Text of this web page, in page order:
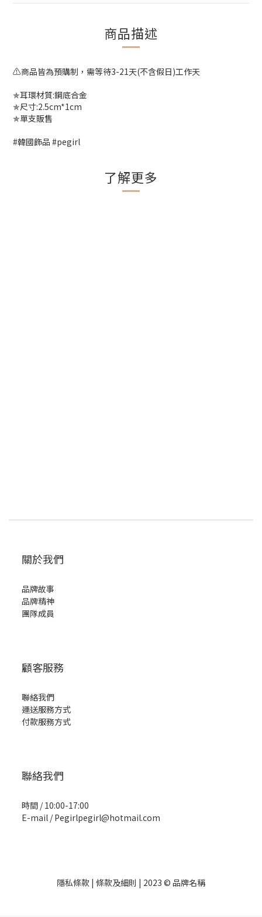
商品描述
⚠️商品皆為預購制，需等待3-21天(不含假日)工作天
✯耳環材質:鋼底合金
✯尺寸:2.5cm*1cm
✯單支販售
#韓國飾品 #pegirl
了解更多
關於我們
品牌故事
品牌精神
團隊成員
顧客服務
聯絡我們
運送服務方式
付款服務方式
聯絡我們
時間 / 10:00-17:00
E-mail / Pegirlpegirl@hotmail.com
隱私條款 | 條款及細則 | 2023 © 品牌名稱